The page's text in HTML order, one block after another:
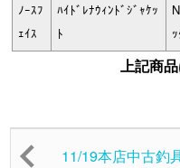
ﾉｰｽﾌ
ｪｲｽ
ﾊｲﾄﾞﾚﾅｳｨﾝﾄﾞｼﾞｬｹｯ
ﾄ
上記商
11/19本店中古釣